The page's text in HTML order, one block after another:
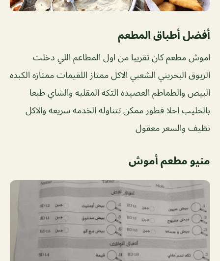
أفضل أطباق المطعم
اموش مطعم كان تقريبا من اول المطاعم اللي دخلت
الريوق البحريني الشعبي الاكل ممتاز اللقيمات ممتازه الكبده
البيض والطماطم العصيده التكه المقليه والشاي طبعا
بالحليب احلا فطور ممكن تتناوله الخدمه سريعه والاكل
نظيف والسعر معقول
منيو مطعم أموش